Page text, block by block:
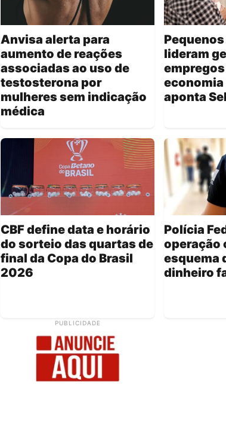
Anvisa alerta para
aumento de reações
associadas ao uso de
testosterona por
mulheres sem indicação
médica
lideram
economia
aponta
CBF define data e horário
do sorteio das quartas de
final da Copa do Brasil
2026
Polícia
operação
esquema
dinheiro
PUBLICIDADE